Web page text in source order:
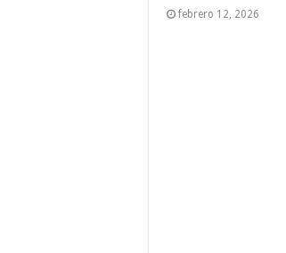
febrero 12, 2026